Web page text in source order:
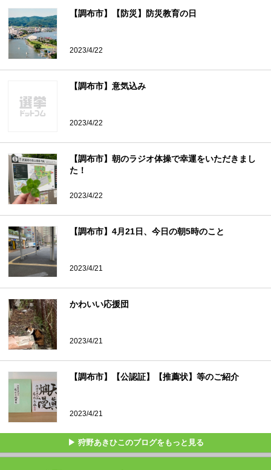
【調布市】【防災】防災教育の日
2023/4/22
【調布市】意気込み
2023/4/22
【調布市】朝のラジオ体操で幸運をいただきまし
た！
2023/4/22
【調布市】4月21日、今日の朝5時のこと
2023/4/21
かわいい応援団
2023/4/21
【調布市】【公認証】【推薦状】等のご紹介
2023/4/21
▶ 狩野あきひこのブログをもっと見る